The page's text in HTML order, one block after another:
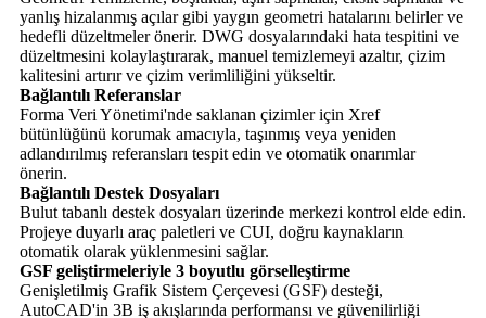
yanlış hizalanmış açılar gibi yaygın geometri hatalarını belirler ve
hedefli düzeltmeler önerir. DWG dosyalarındaki hata tespitini ve
düzeltmesini kolaylaştırarak, manuel temizlemeyi azaltır, çizim
kalitesini artırır ve çizim verimliliğini yükseltir.
Bağlantılı Referanslar
Forma Veri Yönetimi'nde saklanan çizimler için Xref
bütünlüğünü korumak amacıyla, taşınmış veya yeniden
adlandırılmış referansları tespit edin ve otomatik onarımlar
önerin.
Bağlantılı Destek Dosyaları
Bulut tabanlı destek dosyaları üzerinde merkezi kontrol elde edin.
Projeye duyarlı araç paletleri ve CUI, doğru kaynakların
otomatik olarak yüklenmesini sağlar.
GSF geliştirmeleriyle 3 boyutlu görselleştirme
Genişletilmiş Grafik Sistem Çerçevesi (GSF) desteği,
AutoCAD'in 3B iş akışlarında performansı ve güvenilirliği